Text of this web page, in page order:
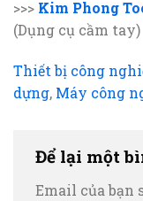
>>> Kim Phong
(Dụng cụ cầm tay)
Thiết bị công
dựng, Máy công
Để lại một
Email của bạn